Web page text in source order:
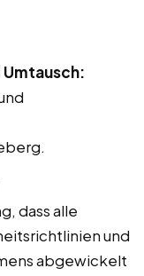
Umtausch:
dass alle
und
abgewickelt